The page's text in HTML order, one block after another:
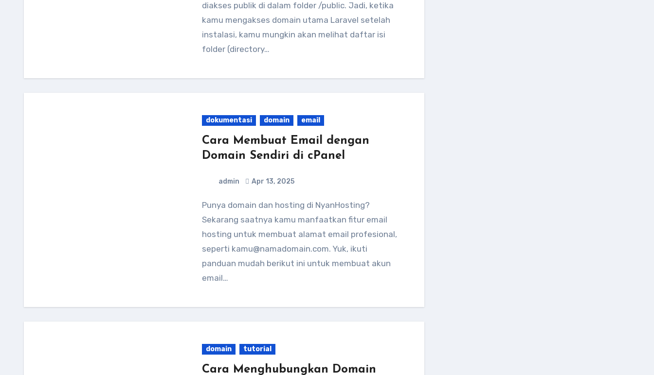
diakses publik di dalam folder /public. Jadi, ketika
kamu mengakses domain utama Laravel setelah
instalasi, kamu mungkin akan melihat daftar isi
folder (directory…
dokumentasi domain email
Cara Membuat Email dengan
Domain Sendiri di cPanel
admin Apr 13, 2025
Punya domain dan hosting di NyanHosting?
Sekarang saatnya kamu manfaatkan fitur email
hosting untuk membuat alamat email profesional,
seperti kamu@namadomain.com. Yuk, ikuti
panduan mudah berikut ini untuk membuat akun
email…
domain tutorial
Cara Menghubungkan Domain